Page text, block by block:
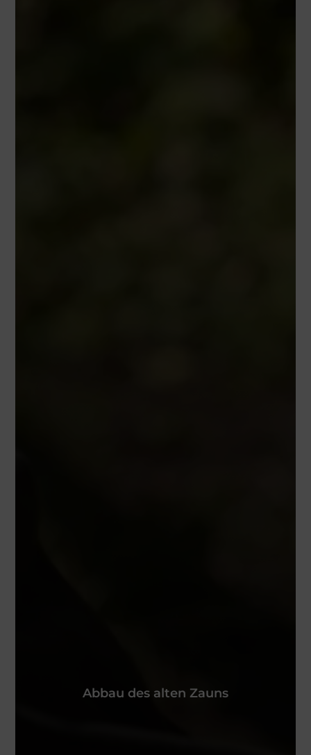
Abbau des alten Zauns